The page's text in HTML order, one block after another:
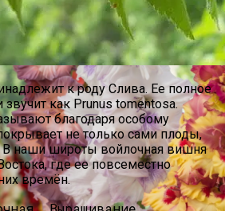
к роду Слива. Ее полное
как Prunus tomentosa.
благодаря особому
не только сами плоды,
В наши широты войлочная вишня
где ее повсеместно
времён.